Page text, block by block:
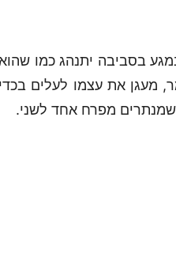
בסביבה יתנהג כמו
מעגן את עצמו לעלים בכדי
מפרח אחד לשני.